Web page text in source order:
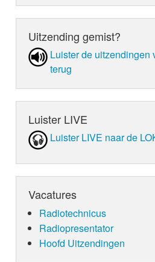
Uitzending gemist?
Luister de uit­zen­din­gen
terug
Luister LIVE
Luister LIVE naar de
Vacatures
Radiotechnicus
Radiopresentator
Hoofd Uitzendingen